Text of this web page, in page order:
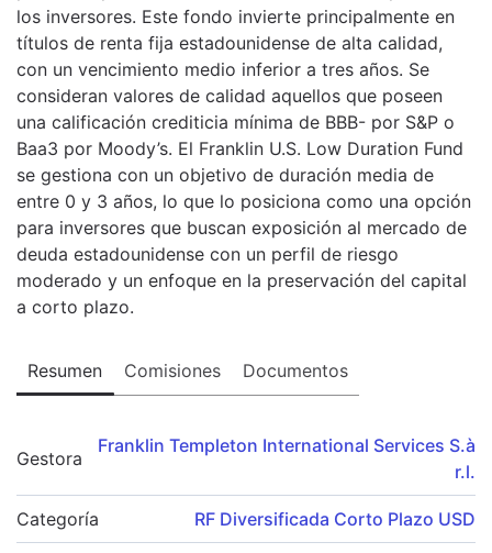
los inversores. Este fondo invierte principalmente en
títulos de renta fija estadounidense de alta calidad,
con un vencimiento medio inferior a tres años. Se
consideran valores de calidad aquellos que poseen
una calificación crediticia mínima de BBB- por S&P o
Baa3 por Moody’s. El Franklin U.S. Low Duration Fund
se gestiona con un objetivo de duración media de
entre 0 y 3 años, lo que lo posiciona como una opción
para inversores que buscan exposición al mercado de
deuda estadounidense con un perfil de riesgo
moderado y un enfoque en la preservación del capital
a corto plazo.
Resumen Comisiones Documentos
Gestora
Franklin Templeton International Services S.à
r.l.
Categoría RF Diversificada Corto Plazo USD